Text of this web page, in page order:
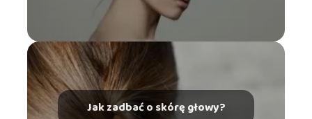
Jak zadbać o skórę głowy?